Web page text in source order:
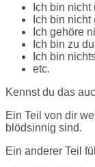
Ich bin nicht
Ich bin nicht
Ich gehöre
Ich bin zu
Ich bin
etc.
Kennst du das
Ein Teil von dir
blödsinnig sind.
Ein anderer Teil